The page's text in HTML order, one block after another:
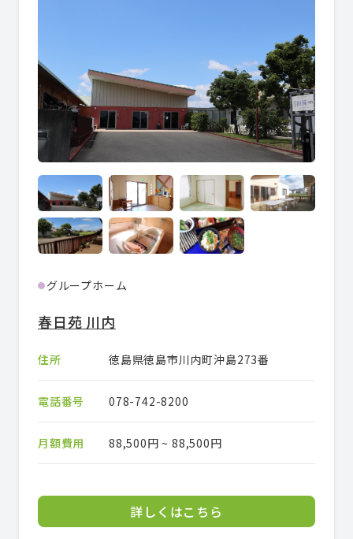
● グループホーム
春日苑 川内
住所 徳島県徳島市川内町沖島273番
電話番号 078-742-8200
月額費用 88,500円 ~ 88,500円
詳しくはこちら